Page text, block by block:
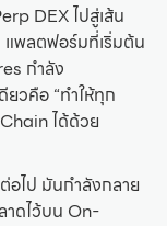
DEX ไปสู่เส้น
แพลตฟอร์มที่เริ่มต้น
กำลัง
วคือ “ทำให้ทุก
ได้ด้วย
ไป มันกำลังกลาย
ดไว้บน On-